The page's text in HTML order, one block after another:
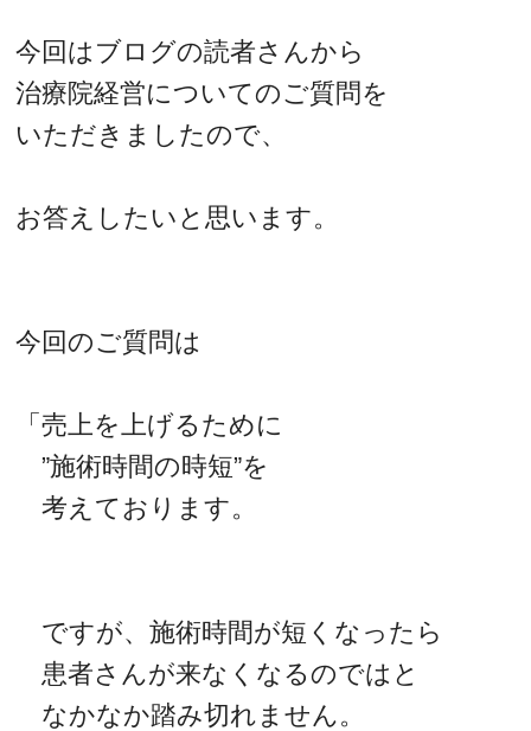
今回はブログの読者さんから
治療院経営についてのご質問を
いただきましたので、
お答えしたいと思います。
今回のご質問は
「売上を上げるために
”施術時間の時短”を
考えております。
ですが、施術時間が短くなったら
患者さんが来なくなるのではと
なかなか踏み切れません。